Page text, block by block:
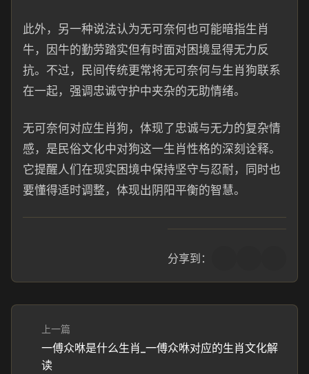
此外，另一种说法认为无可奈何也可能暗指生肖
牛，因牛的勤劳踏实但有时面对困境显得无力反
抗。不过，民间传统更常将无可奈何与生肖狗联系
在一起，强调忠诚守护中夹杂的无助情绪。
无可奈何对应生肖狗，体现了忠诚与无力的复杂情
感，是民俗文化中对狗这一生肖性格的深刻诠释。
它提醒人们在现实困境中保持坚守与忍耐，同时也
要懂得适时调整，体现出阴阳平衡的智慧。
分享到：
上一篇
一傅众咻是什么生肖_一傅众咻对应的生肖文化解
读